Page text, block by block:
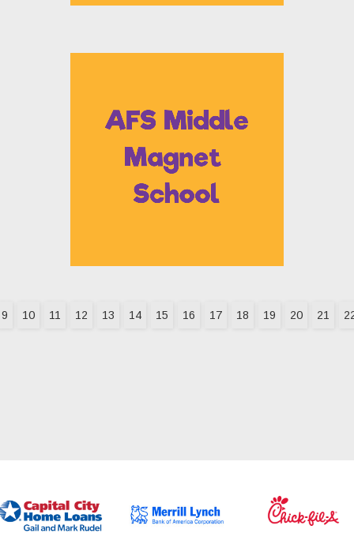
9 10 11 12 13 14 15 16 17 18 19 20 21